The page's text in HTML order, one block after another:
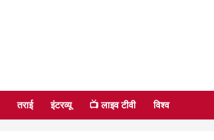
तराई इंटरव्यू 📺 लाइव टीवी विश्व